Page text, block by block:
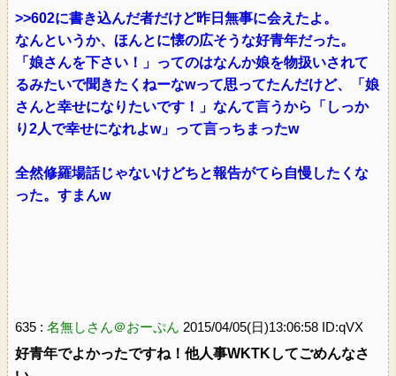
>>602に書き込んだ者だけど昨日無事に会えたよ。
なんというか、ほんとに懐の広そうな好青年だった。
「娘さんを下さい！」ってのはなんか娘を物扱いされて
るみたいで聞きたくねーなwって思ってたんだけど、「娘
さんと幸せになりたいです！」なんて言うから「しっか
り2人で幸せになれよw」って言っちまったw
全然修羅場話じゃないけどちと報告がてら自慢したくな
った。すまんw
635 : 名無しさん＠おーぷん 2015/04/05(日)13:06:58 ID:qVX
好青年でよかったですね！他人事WKTKしてごめんなさ